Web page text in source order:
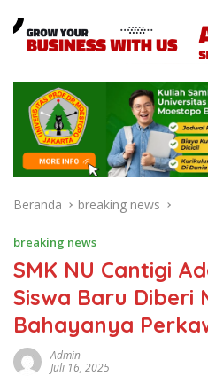
Beranda breaking news
breaking news
SMK NU Cantigi
Siswa Baru Diberi
Bahayanya
Admin
Juli 16, 2025